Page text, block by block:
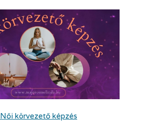
Női körvezető képzés